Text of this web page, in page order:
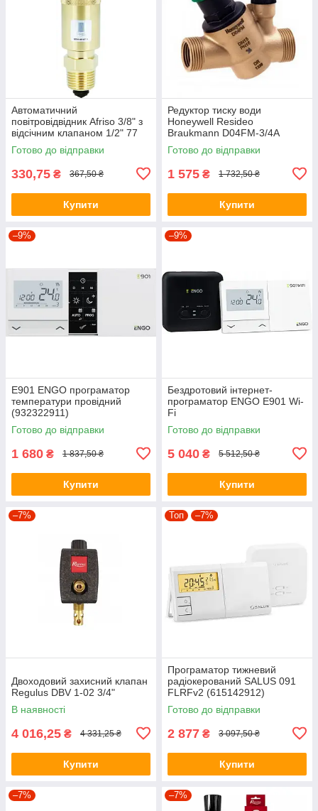
Автоматичний
повітровідвідник Afriso 3/8" з
відсічним клапаном 1/2" 77
735 10
Готово до відправки
330,75 ₴ 367,50 ₴
Купити
Редуктор тиску води
Honeywell Resideo
Braukmann D04FM-3/4A
Готово до відправки
1 575 ₴ 1 732,50 ₴
Купити
–9%
E901 ENGO програматор
температури провідний
(932322911)
Готово до відправки
1 680 ₴ 1 837,50 ₴
Купити
–9%
Бездротовий інтернет-
програматор ENGO E901 Wi-
Fi
Готово до відправки
5 040 ₴ 5 512,50 ₴
Купити
–7%
Двоходовий захисний клапан
Regulus DBV 1-02 3/4"
В наявності
4 016,25 ₴ 4 331,25 ₴
Купити
Топ –7%
Програматор тижневий
радіокерований SALUS 091
FLRFv2 (615142912)
Готово до відправки
2 877 ₴ 3 097,50 ₴
Купити
–7% –7%